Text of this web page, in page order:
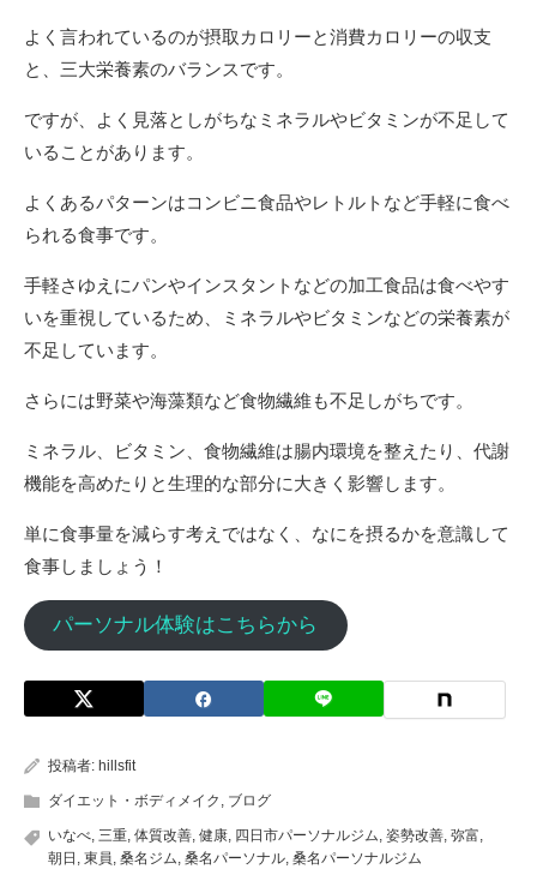
よく言われているのが摂取カロリーと消費カロリーの収支
と、三大栄養素のバランスです。
ですが、よく見落としがちなミネラルやビタミンが不足して
いることがあります。
よくあるパターンはコンビニ食品やレトルトなど手軽に食べ
られる食事です。
手軽さゆえにパンやインスタントなどの加工食品は食べやす
いを重視しているため、ミネラルやビタミンなどの栄養素が
不足しています。
さらには野菜や海藻類など食物繊維も不足しがちです。
ミネラル、ビタミン、食物繊維は腸内環境を整えたり、代謝
機能を高めたりと生理的な部分に大きく影響します。
単に食事量を減らす考えではなく、なにを摂るかを意識して
食事しましょう！
パーソナル体験はこちらから
投稿者: hillsfit
ダイエット・ボディメイク , ブログ
いなべ, 三重, 体質改善, 健康, 四日市パーソナルジム, 姿勢改善, 弥富,
朝日 , 東員, 桑名ジム, 桑名パーソナル, 桑名パーソナルジム